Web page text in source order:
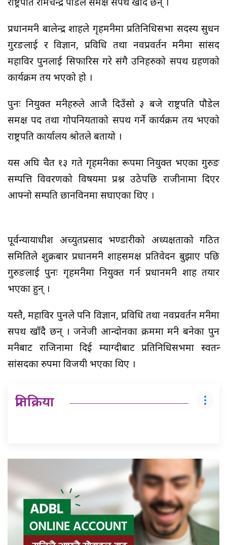
राष्ट्रपति रामचन्द्र पौडेल समक्ष सपथ खाँदै छन् ।
प्रधानमन्त्री बालेन्द्र शाहले गृहमन्त्रीमा प्रतिनिधिसभा सदस्य सुधन
गुरङलाई र विज्ञान, प्रविधि तथा नवप्रवर्तन मन्त्रीमा सांसद
महाविर पुनलाई सिफारिस गरे संगै उनिहरुको सपथ ग्रहणको
कार्यक्रम तय भएको हो ।
पुनः नियुक्त मन्त्रीहरुले आजै दिउँसो ३ बजे राष्ट्रपति पौडेल
समक्ष पद तथा गोपनियताको सपथ गर्ने कार्यक्रम तय भएको
राष्ट्रपति कार्यालय श्रोतले बतायो ।
यस अघि चैत १३ गते गृहमन्त्रीका रूपमा नियुक्त भएका गुरुङ
सम्पत्ति विवरणको विषयमा प्रश्न उठेपछि राजीनामा दिएर
आफ्नो सम्पति छानविनमा सघाएका थिए ।
पूर्वन्यायाधीश अच्युतप्रसाद भण्डारीको अध्यक्षताको गठित
समितिले शुक्रबार प्रधानमन्त्री शाहसमक्ष प्रतिवेदन बुझाए पछि
गुरुङलाई पुनः गृहमन्त्रीमा नियुक्त गर्न प्रधानमन्त्री शाह तयार
भएका हुन् ।
यस्तै, महाविर पुनले पनि विज्ञान, प्रविधि तथा नवप्रवर्तन मन्त्रीमा
सपथ खाँदै छन् । जनेजी आन्दोनका क्रममा मन्त्री बनेका पुन
मन्त्रीबाट राजिनामा दिई म्याग्दीबाट प्रतिनिधिसभमा स्वतन्त्र
सांसदका रुपमा विजयी भएका थिए ।
प्रतिक्रिया